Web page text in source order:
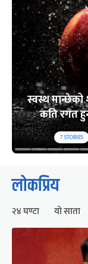
स्वस्थ मान्छेको
कति रगत
7STORIES
लोकप्रिय
२४ घण्टा यो साता